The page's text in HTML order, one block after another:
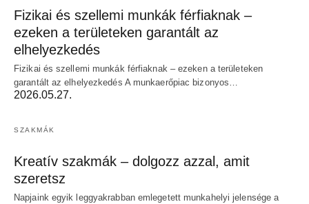
Fizikai és szellemi munkák férfiaknak –
ezeken a területeken garantált az
elhelyezkedés
Fizikai és szellemi munkák férfiaknak – ezeken a területeken
garantált az elhelyezkedés A munkaerőpiac bizonyos…
2026.05.27.
SZAKMÁK
Kreatív szakmák – dolgozz azzal, amit
szeretsz
Napjaink egyik leggyakrabban emlegetett munkahelyi jelensége a